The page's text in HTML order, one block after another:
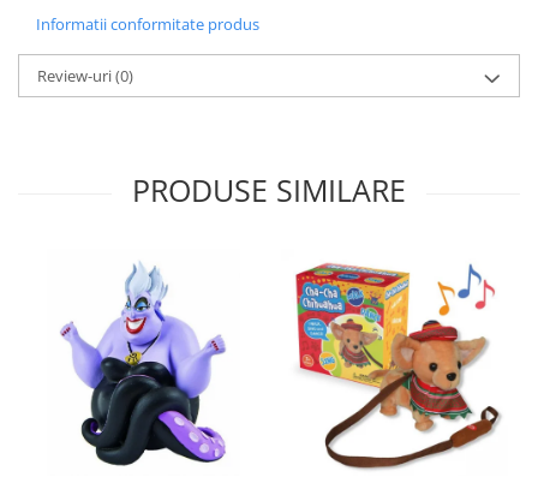
Informatii conformitate produs
Review-uri(0)
PRODUSE SIMILARE